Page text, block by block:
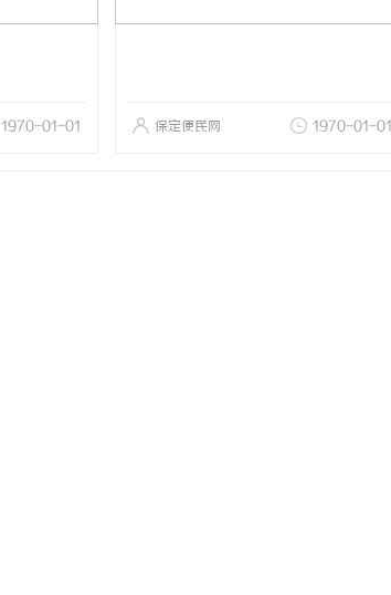
1970-01-01 保定便民网 1970-01-01